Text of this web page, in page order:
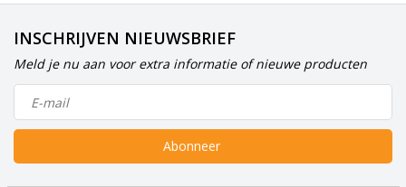
INSCHRIJVEN NIEUWSBRIEF
Meld je nu aan voor extra informatie of nieuwe producten
Abonneer